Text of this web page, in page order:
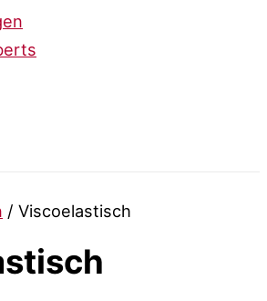
/ Viscoelastisch